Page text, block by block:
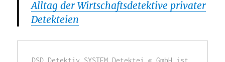
Alltag der Wirtschaftsdetektive privater
Detekteien